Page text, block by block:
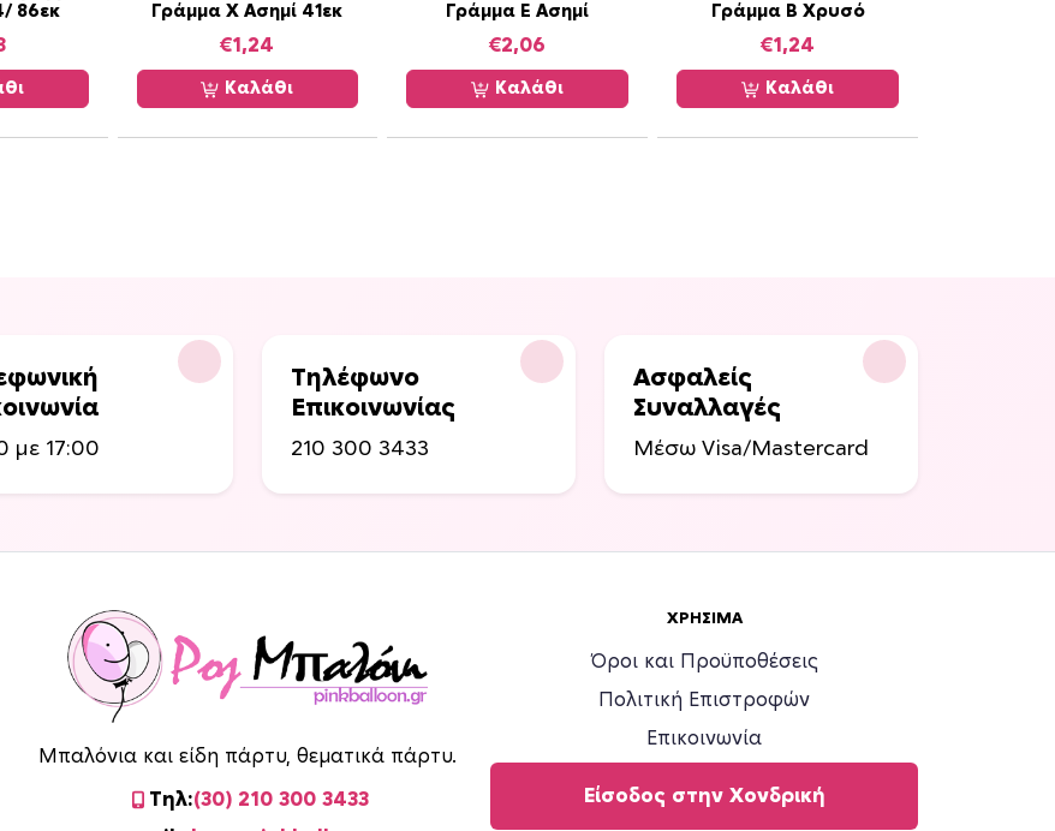
86εκ
Γράμμα X Ασημί 41εκ
€1,24
Καλάθι
Γράμμα E Ασημί
€2,06
Καλάθι
Γράμμα B Χρυσό
€1,24
Καλάθι
με 17:00
Τηλέφωνο
Επικοινωνίας
210 300 3433
Ασφαλείς
Συναλλαγές
Μέσω Visa/Mastercard
Μπαλόνια και είδη πάρτυ, θεματικά πάρτυ.
Τηλ:(30) 210 300 3433
ΧΡΉΣΙΜΑ
Όροι και Προϋποθέσεις
Πολιτική Επιστροφών
Επικοινωνία
Είσοδος στην Χονδρική